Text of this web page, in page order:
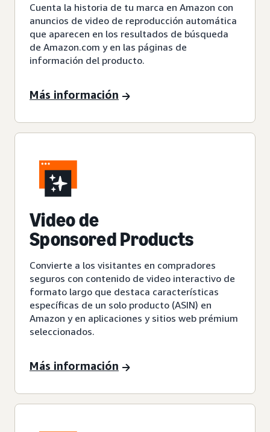
Cuenta la historia de tu marca en Amazon con
anuncios de video de reproducción automática
que aparecen en los resultados de búsqueda
de Amazon.com y en las páginas de
información del producto.
Más información
Video de
Sponsored Products
Convierte a los visitantes en compradores
seguros con contenido de video interactivo de
formato largo que destaca características
específicas de un solo producto (ASIN) en
Amazon y en aplicaciones y sitios web prémium
seleccionados.
Más información